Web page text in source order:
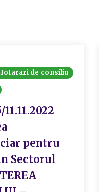
de consiliu
pentru
Sectorul